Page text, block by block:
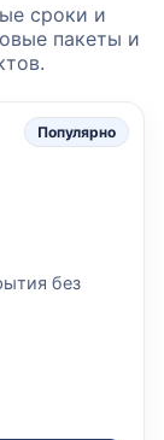
сроки и
пакеты и
Популярно
без